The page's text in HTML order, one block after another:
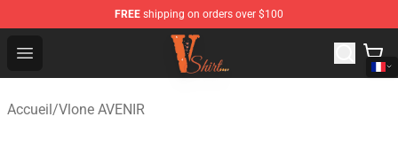
FREE shipping on orders over $100
Open menu
Vlone Shirt Store - Official Vlone Shirt Shop
Accueil/Vlone AVENIR